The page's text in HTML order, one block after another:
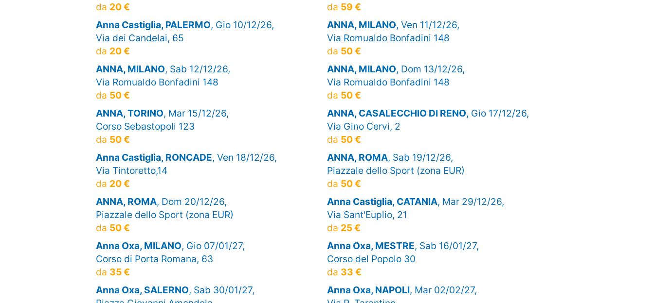
da 20 €
da 59 €
Anna Castiglia, PALERMO, Gio 10/12/26,
Via dei Candelai, 65
da 20 €
ANNA, MILANO, Ven 11/12/26,
Via Romualdo Bonfadini 148
da 50 €
ANNA, MILANO, Sab 12/12/26,
Via Romualdo Bonfadini 148
da 50 €
ANNA, MILANO, Dom 13/12/26,
Via Romualdo Bonfadini 148
da 50 €
ANNA, TORINO, Mar 15/12/26,
Corso Sebastopoli 123
da 50 €
ANNA, CASALECCHIO DI RENO, Gio 17/12/26,
Via Gino Cervi, 2
da 50 €
Anna Castiglia, RONCADE, Ven 18/12/26,
Via Tintoretto,14
da 20 €
ANNA, ROMA, Sab 19/12/26,
Piazzale dello Sport (zona EUR)
da 50 €
ANNA, ROMA, Dom 20/12/26,
Piazzale dello Sport (zona EUR)
da 50 €
Anna Castiglia, CATANIA, Mar 29/12/26,
Via Sant'Euplio, 21
da 25 €
Anna Oxa, MILANO, Gio 07/01/27,
Corso di Porta Romana, 63
da 35 €
Anna Oxa, MESTRE, Sab 16/01/27,
Corso del Popolo 30
da 33 €
Anna Oxa, SALERNO, Sab 30/01/27,
Anna Oxa, NAPOLI, Mar 02/02/27,